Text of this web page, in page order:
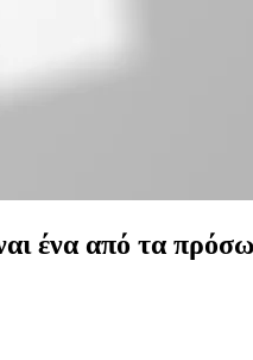
ένα από τα